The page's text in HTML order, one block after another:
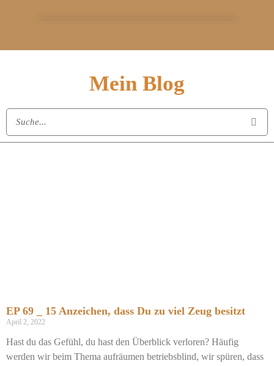
Mein Blog
EP 69 _ 15 Anzeichen, dass Du zu viel Zeug besitzt
April 2, 2022
Hast du das Gefühl, du hast den Überblick verloren? Häufig
werden wir beim Thema aufräumen betriebsblind, wir spüren, dass